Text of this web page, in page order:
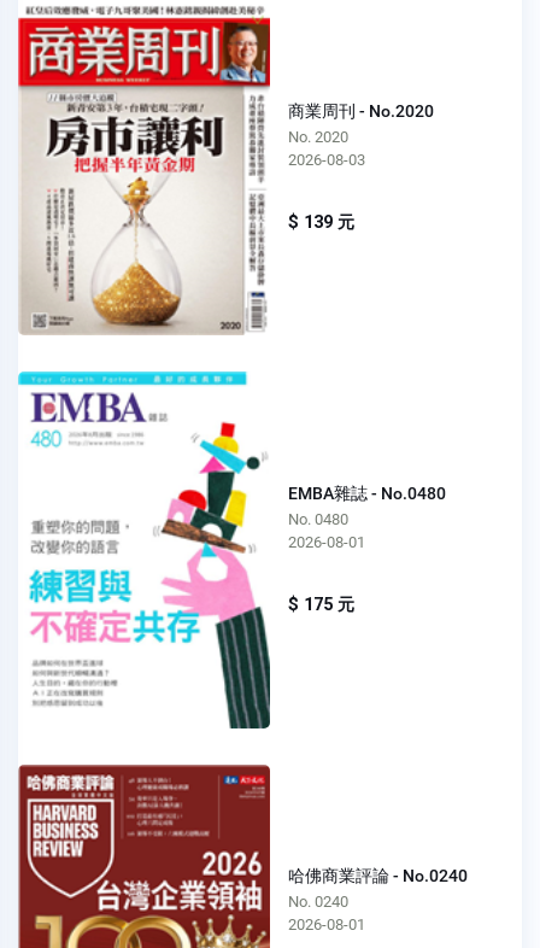
商業周刊 - No.2020
No. 2020
2026-08-03
$ 139 元
EMBA雜誌 - No.0480
No. 0480
2026-08-01
$ 175 元
哈佛商業評論 - No.0240
No. 0240
2026-08-01